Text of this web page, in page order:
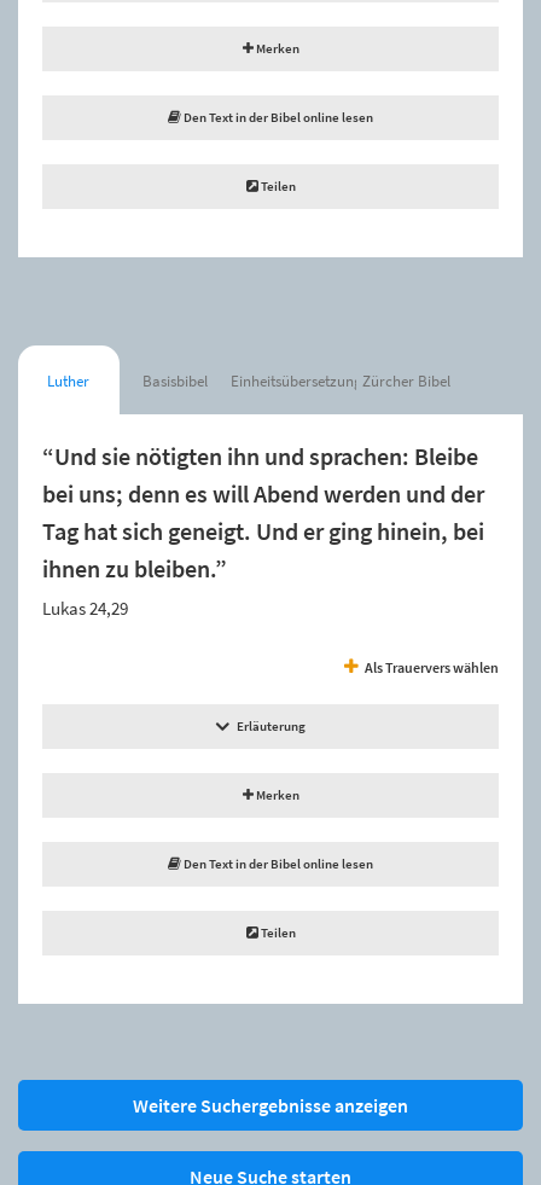
Merken
Den Text in der Bibel online lesen
Teilen
Luther Basisbibel Einheitsübersetzung Zürcher Bibel
“Und sie nötigten ihn und sprachen: Bleibe
bei uns; denn es will Abend werden und der
Tag hat sich geneigt. Und er ging hinein, bei
ihnen zu bleiben.”
Lukas 24,29
Als Trauervers wählen
Erläuterung
Merken
Den Text in der Bibel online lesen
Teilen
Weitere Suchergebnisse anzeigen
Neue Suche starten